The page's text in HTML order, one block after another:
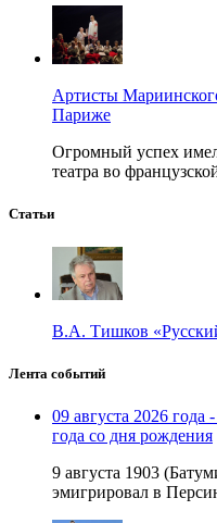
Артисты
Париже
Огромный успех
театра во
Статьи
В.А. Тишков
Лента событий
09 августа 2026
года со дня рождения
9 августа 1903
эмигрировал в